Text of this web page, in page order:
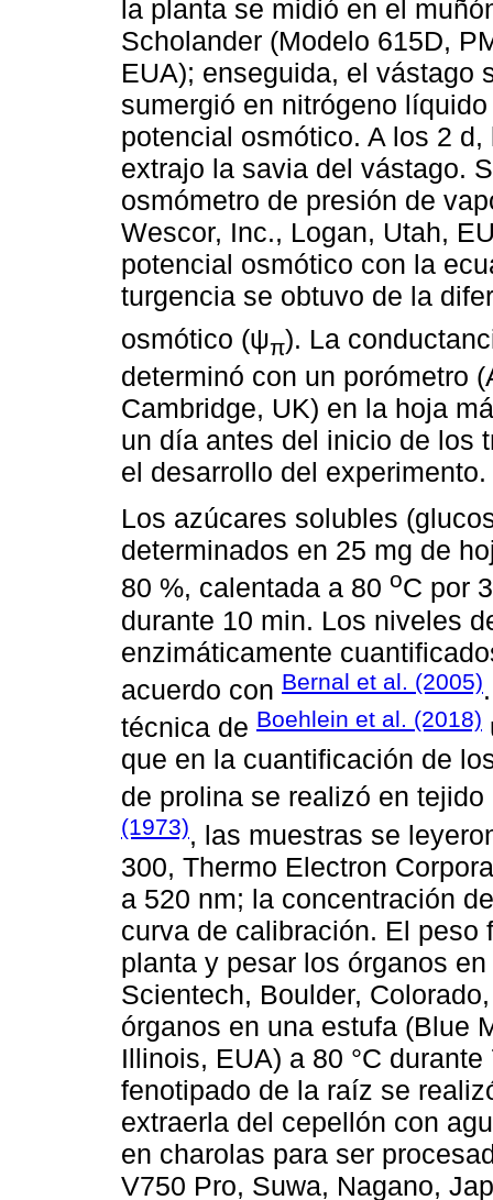
la planta se midió en el
Scholander (Modelo 615D,
EUA); enseguida, el vástago
sumergió en nitrógeno
potencial osmótico. A los 2
extrajo la savia del vástago.
osmómetro de presión de
Wescor, Inc., Logan, Utah,
potencial osmótico con la
turgencia se obtuvo de la
osmótico (ψπ). La
determinó con un porómetro
Cambridge, UK) en la hoja
un día antes del inicio de los
el desarrollo del experimento.
Los azúcares solubles
determinados en 25 mg de
80 %, calentada a 80 oC por
durante 10 min. Los niveles
enzimáticamente
acuerdo con Bernal et al. (2005)
técnica de Boehlein et al. (2018)
que en la cuantificación de
de prolina se realizó en
(1973), las muestras se
300, Thermo Electron
a 520 nm; la concentración
curva de calibración. El
planta y pesar los órganos
Scientech, Boulder,
órganos en una estufa (Blue
Illinois, EUA) a 80 °C
fenotipado de la raíz se
extraerla del cepellón con
en charolas para ser
V750 Pro, Suwa, Nagano,